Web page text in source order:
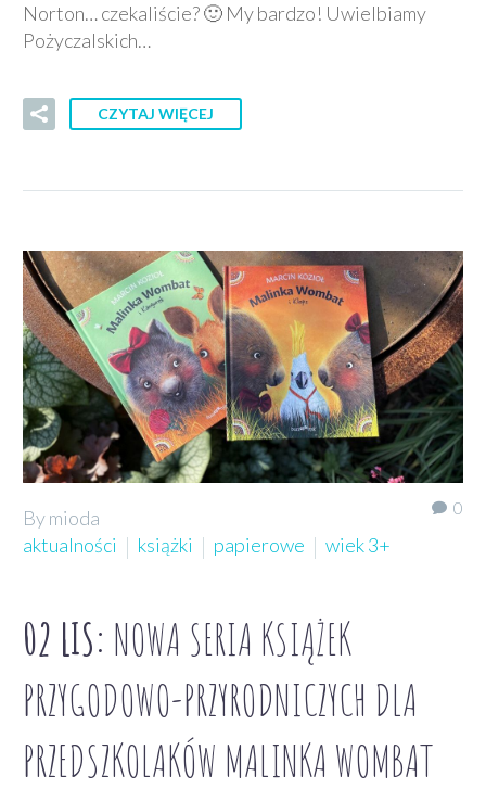
Norton… czekaliście? 🙂 My bardzo! Uwielbiamy
Pożyczalskich…
CZYTAJ WIĘCEJ
0
By mioda
aktualności
książki papierowe wiek 3+
02 LIS: NOWA SERIA KSIĄŻEK
PRZYGODOWO-PRZYRODNICZYCH DLA
PRZEDSZKOLAKÓW MALINKA WOMBAT